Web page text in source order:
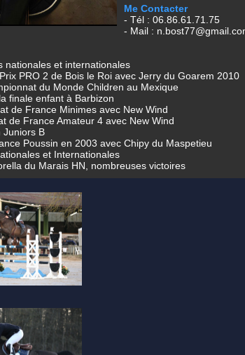
Me Contacter
- Tél : 06.86.61.71.75
- Mail :
nationales et internationales
PRO 2 de Bois le Roi avec Jerry du Goarem 2010
du Monde Children au Mexique
finale enfant à Barbizon
de France Minimes avec New Wind
de France Amateur 4 avec New Wind
Juniors B
Poussin en 2003 avec Chipy du Maspetieu
et Internationales
du Marais HN, nombreuses victoires